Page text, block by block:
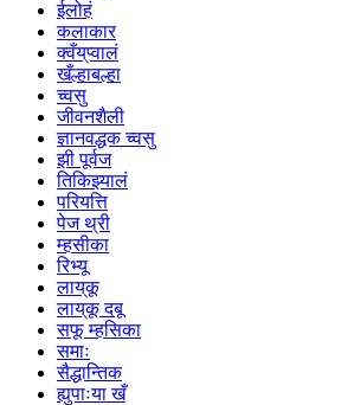
ईलोहं
कलाकार
क्वँय्‌प्वालं
खँल्हाबल्हा
च्वसु
जीवनशैली
ज्ञानवद्धक च्वसु
झी पूर्वज
तिकिझ्यालं
परियत्ति
पेज थ्री
म्हसीका
रिभ्यू
लाय्‌कू
लाय्‌कू दबू
सफू म्हसिका
समाः
सैद्धान्तिक
ह्युपाःया खँ